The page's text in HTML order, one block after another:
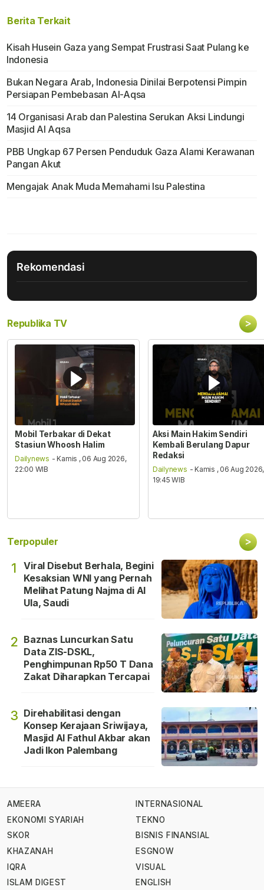
Berita Terkait
Kisah Husein Gaza yang Sempat Frustrasi Saat Pulang ke
Indonesia
Bukan Negara Arab, Indonesia Dinilai Berpotensi Pimpin
Persiapan Pembebasan Al-Aqsa
14 Organisasi Arab dan Palestina Serukan Aksi Lindungi
Masjid Al Aqsa
PBB Ungkap 67 Persen Penduduk Gaza Alami Kerawanan
Pangan Akut
Mengajak Anak Muda Memahami Isu Palestina
Rekomendasi
Republika TV >
Mobil Terbakar di Dekat
Stasiun Whoosh Halim
Dailynews - Kamis , 06 Aug 2026,
22:00 WIB
Aksi Main Hakim Sendiri
Kembali Berulang Dapur
Redaksi
Dailynews - Kamis , 06 Aug 2026,
19:45 WIB
Terpopuler >
1
Viral Disebut Berhala, Begini
Kesaksian WNI yang Pernah
Melihat Patung Najma di Al
Ula, Saudi
2 Baznas Luncurkan Satu
Data ZIS-DSKL,
Penghimpunan Rp50 T Dana
Zakat Diharapkan Tercapai
3 Direhabilitasi dengan
Konsep Kerajaan Sriwijaya,
Masjid Al Fathul Akbar akan
Jadi Ikon Palembang
AMEERA
EKONOMI SYARIAH
SKOR
KHAZANAH
IQRA
ISLAM DIGEST
INTERNASIONAL
TEKNO
BISNIS FINANSIAL
ESGNOW
VISUAL
ENGLISH